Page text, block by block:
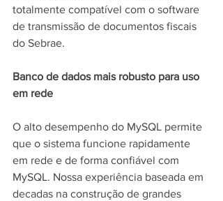
totalmente compatível com o software
de transmissão de documentos fiscais
do Sebrae.
Banco de dados mais robusto para uso
em rede
O alto desempenho do MySQL permite
que o sistema funcione rapidamente
em rede e de forma confiável com
MySQL. Nossa experiência baseada em
decadas na construção de grandes